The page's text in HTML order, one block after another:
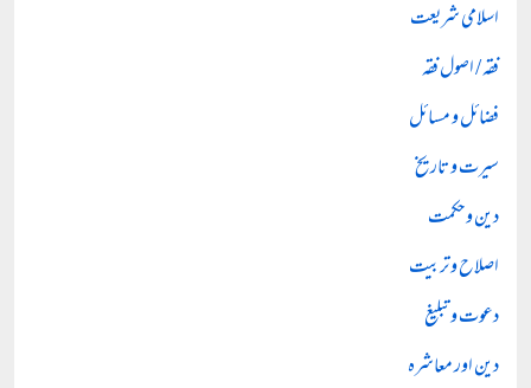
اسلامی شریعت
فقہ / اصول فقہ
فضائل و مسائل
سیرت و تاریخ
دین و حکمت
اصلاح و تربیت
دعوت و تبلیغ
دین اور معاشرہ